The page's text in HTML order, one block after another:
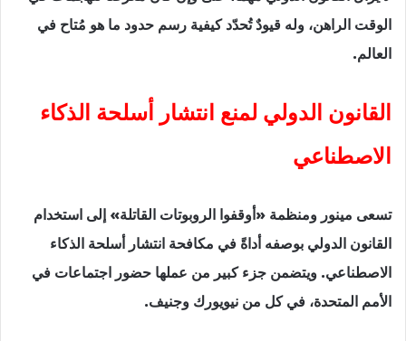
الوقت الراهن، وله قيودٌ تُحدّد كيفية رسم حدود ما هو مُتاح في
العالم.
القانون الدولي لمنع انتشار أسلحة الذكاء
الاصطناعي
تسعى مينور ومنظمة «أوقفوا الروبوتات القاتلة» إلى استخدام
القانون الدولي بوصفه أداةً في مكافحة انتشار أسلحة الذكاء
الاصطناعي. ويتضمن جزء كبير من عملها حضور اجتماعات في
الأمم المتحدة، في كل من نيويورك وجنيف.